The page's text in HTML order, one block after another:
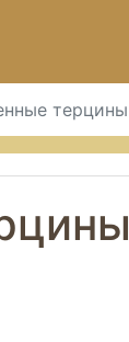
терцины